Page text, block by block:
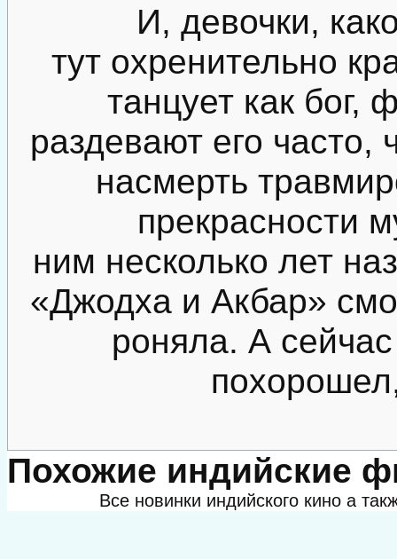
И, девочки,
тут охренительно
танцует как бог,
раздевают его
насмерть
прекрасности
ним несколько лет
«Джодха и Акбар»
роняла. А
Похожие индийские
Все новинки индийского кино а